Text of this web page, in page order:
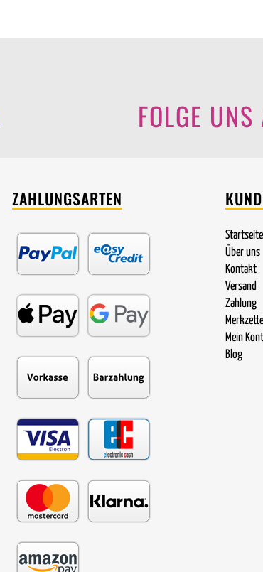
FOLGE
ZAHLUNGSARTEN
Startseite
Über uns
Kontakt
Versand
Zahlung
Merkzettel
Mein
Blog